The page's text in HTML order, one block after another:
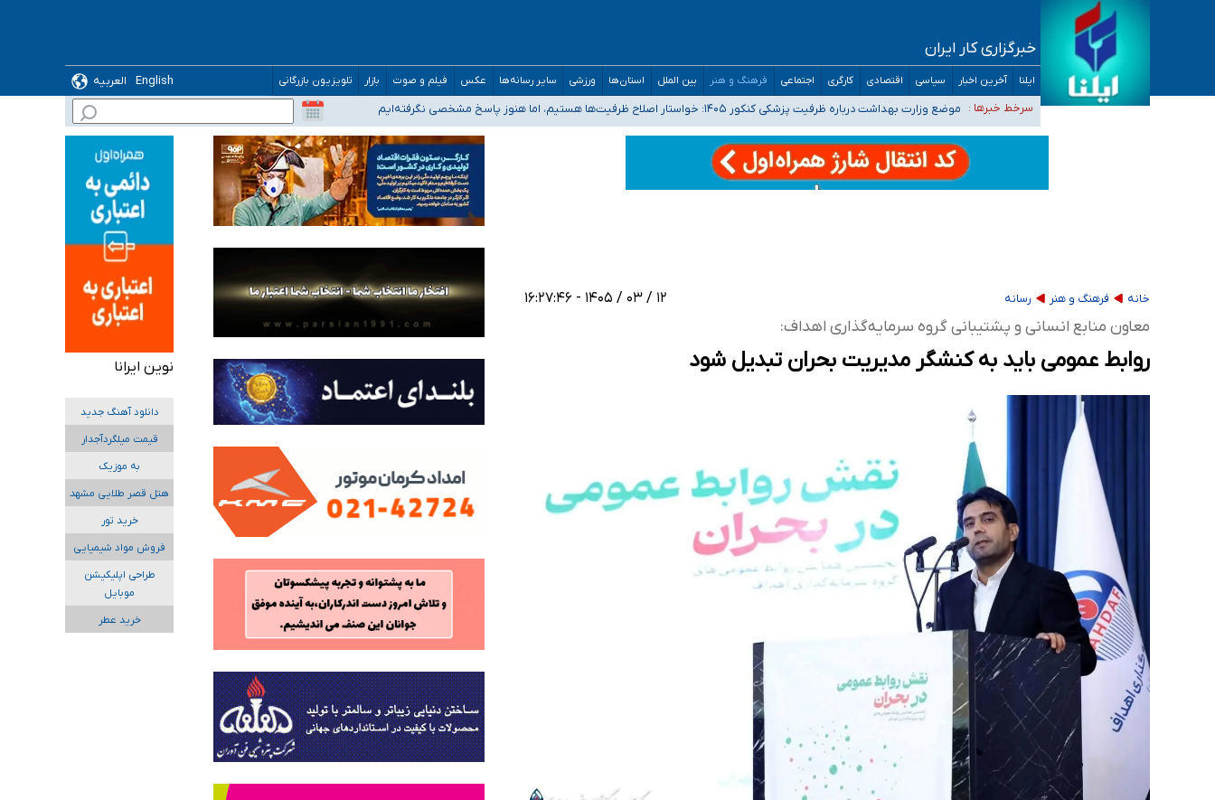
خبرگزاری کار ایران
ایلنا آخرین اخبار سیاسی اقتصادی کارگری اجتماعی فرهنگ و هنر بین الملل استان‌ها ورزشی سایر رسانه‌ها عکس فیلم و صوت بازار تلویزیون بازرگانی English
العربیه
سرخط خبرها :
۴۰ تا ۵۰ روز گرمای نسبی در پیش داریم/ دمای تهران به ۳۸ درجه می‌رسد
موضع وزارت بهداشت درباره ظرفیت پزشکی کنکور ۱۴۰۵: خواستار اصلاح ظرفیت‌ها هستیم، اما هنوز پاسخ مشخصی نگرفته‌ایم
تعویق آزمون ورودی دکترای تخصصی فرماندهی صحنه عملیات و دکترای تخصصی جغرافیای نظامی دافوس آجا
خبرنگاران راویان حقیقت با دغدغه نان، مسکن و بیمه
آخرین وضعیت شیوع عفونت‌های تنفسی در کشور/ خوزستان و کرمان بالاتر از آستانه هشدار
خانه فرهنگ و هنر رسانه ۱۲ / ۰۳ / ۱۴۰۵ - ۱۶:۲۷:۴۶
معاون منابع انسانی و پشتیبانی گروه سرمایه‌گذاری اهداف:
روابط عمومی باید به کنشگر مدیریت بحران تبدیل شود نوین ایرانا
دانلود آهنگ جدید
قیمت میلگردآجدار
به موزیک
هتل قصر طلایی مشهد
خرید تور
فروش مواد شیمیایی
طراحی اپلیکیشن
موبایل
خرید عطر